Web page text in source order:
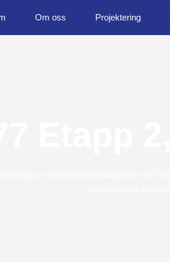
Om oss Projektering